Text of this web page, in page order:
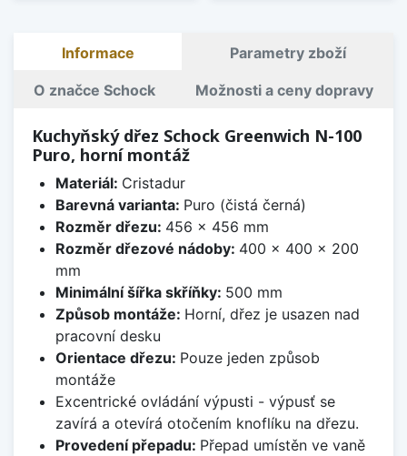
Informace Parametry zboží
O značce Schock Možnosti a ceny dopravy
Kuchyňský dřez Schock Greenwich N-100
Puro, horní montáž
Materiál: Cristadur
Barevná varianta: Puro (čistá černá)
Rozměr dřezu: 456 x 456 mm
Rozměr dřezové nádoby: 400 x 400 x 200
mm
Minimální šířka skříňky: 500 mm
Způsob montáže: Horní, dřez je usazen nad
pracovní desku
Orientace dřezu: Pouze jeden způsob
montáže
Excentrické ovládání výpusti - výpusť se
zavírá a otevírá otočením knoflíku na dřezu.
Provedení přepadu: Přepad umístěn ve vaně